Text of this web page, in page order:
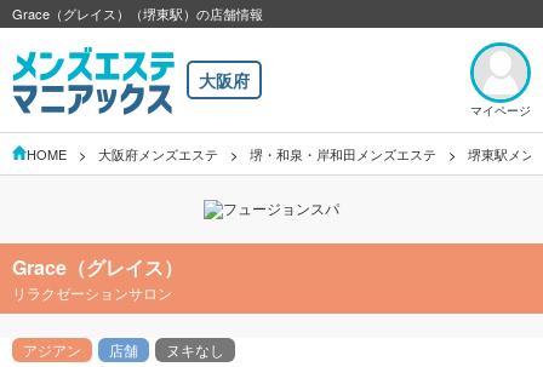
Grace（グレイス）（堺東駅）の店舗情報
大阪府
マイページ
HOME 大阪府メンズエステ 堺・和泉・岸和田メンズエステ 堺東駅メン
Grace（グレイス）
リラクゼーションサロン
アジアン 店舗 ヌキなし